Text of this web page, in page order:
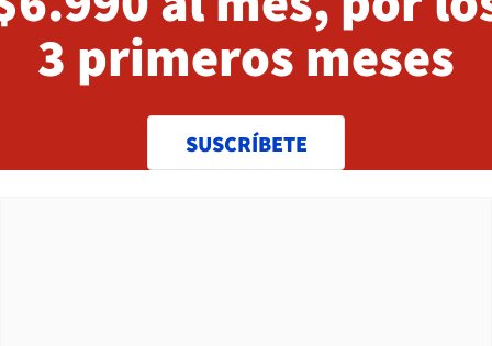
3 primeros meses
SUSCRÍBETE